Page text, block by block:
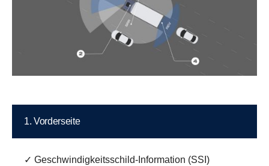
1. Vorderseite
✓ Geschwindigkeitsschild-Information (SSI)